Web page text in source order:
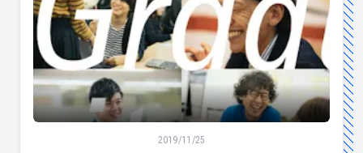
ビッグニュース！新卒採用【公式】Twitter、はじめまし
2019/11/25